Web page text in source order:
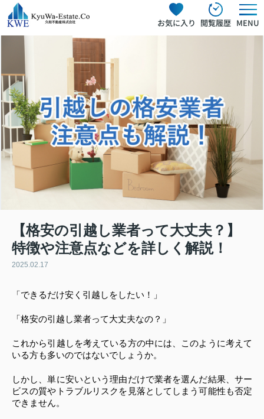
お気に入り 閲覧履歴 MENU
【格安の引越し業者って大丈夫？】
特徴や注意点などを詳しく解説！
2025.02.17
「できるだけ安く引越しをしたい！」
「格安の引越し業者って大丈夫なの？」
これから引越しを考えている方の中には、このように考えて
いる方も多いのではないでしょうか。
しかし、単に安いという理由だけで業者を選んだ結果、サー
ビスの質やトラブルリスクを見落としてしまう可能性も否定
できません。